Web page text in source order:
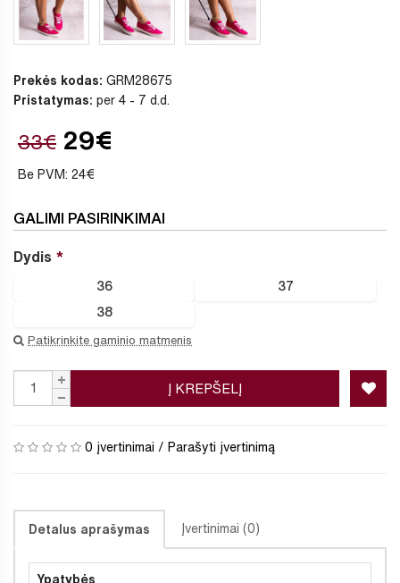
Prekės kodas: GRM28675
Pristatymas: per 4 - 7 d.d.
33€ 29€
Be PVM: 24€
GALIMI PASIRINKIMAI
Dydis
36 37
38
Patikrinkite gaminio matmenis
Į KREPŠELĮ
0 įvertinimai / Parašyti įvertinimą
Detalus aprašymas Įvertinimai (0)
Ypatybės